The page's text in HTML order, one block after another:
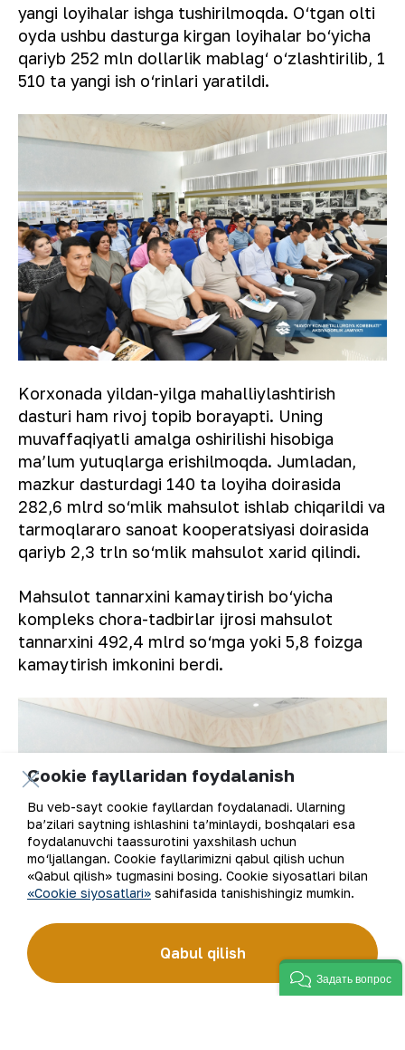
yangi loyihalar ishga tushirilmoqda. O‘tgan olti
oyda ushbu dasturga kirgan loyihalar bo‘yicha
qariyb 252 mln dollarlik mablag‘ o‘zlashtirilib, 1
510 ta yangi ish o‘rinlari yaratildi.
Korxonada yildan-yilga mahalliylashtirish
dasturi ham rivoj topib borayapti. Uning
muvaffaqiyatli amalga oshirilishi hisobiga
maʼlum yutuqlarga erishilmoqda. Jumladan,
mazkur dasturdagi 140 ta loyiha doirasida
282,6 mlrd so‘mlik mahsulot ishlab chiqarildi va
tarmoqlararo sanoat kooperatsiyasi doirasida
qariyb 2,3 trln so‘mlik mahsulot xarid qilindi.
Mahsulot tannarxini kamaytirish bo‘yicha
kompleks chora-tadbirlar ijrosi mahsulot
tannarxini 492,4 mlrd so‘mga yoki 5,8 foizga
kamaytirish imkonini berdi.
Matbuot anjumanida OAV vakillari va
Cookie fayllaridan foydalanish
Bu veb-sayt cookie fayllardan foydalanadi. Ularning
ba’zilari saytning ishlashini ta’minlaydi, boshqalari esa
foydalanuvchi taassurotini yaxshilash uchun
mo‘ljallangan. Cookie fayllarimizni qabul qilish uchun
«Qabul qilish» tugmasini bosing. Cookie siyosatlari bilan
«Cookie siyosatlari» sahifasida tanishishingiz mumkin.
Qabul qilish
Задать вопрос